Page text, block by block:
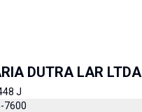
DUTRA LAR LTDA
J
7600